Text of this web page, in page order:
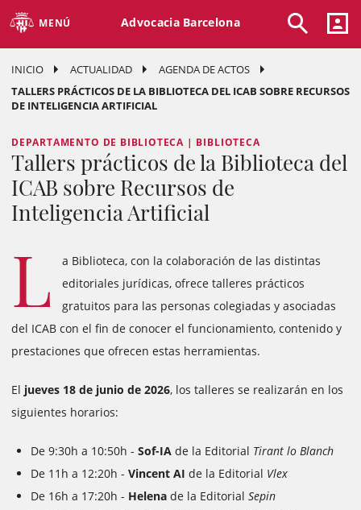
MENÚ Advocacia Barcelona
INICIO ACTUALIDAD
AGENDA DE ACTOS
TALLERS PRÁCTICOS DE LA BIBLIOTECA DEL ICAB SOBRE RECURSOS
DE INTELIGENCIA ARTIFICIAL
DEPARTAMENTO DE BIBLIOTECA | BIBLIOTECA
Tallers prácticos de la Biblioteca del
ICAB sobre Recursos de
Inteligencia Artificial
L
a Biblioteca, con la colaboración de las distintas
editoriales jurídicas, ofrece talleres prácticos
gratuitos para las personas colegiadas y asociadas
del ICAB con el fin de conocer el funcionamiento, contenido y
prestaciones que ofrecen estas herramientas.
El jueves 18 de junio de 2026, los talleres se realizarán en los
siguientes horarios:
De 9:30h a 10:50h - Sof-IA de la Editorial Tirant lo Blanch
De 11h a 12:20h - Vincent AI de la Editorial Vlex
De 16h a 17:20h - Helena de la Editorial Sepin